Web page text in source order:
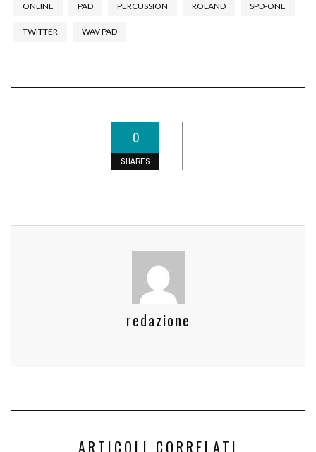
ONLINE PAD PERCUSSION ROLAND SPD-ONE
TWITTER WAV PAD
0
SHARES
redazione
ARTICOLI CORRELATI